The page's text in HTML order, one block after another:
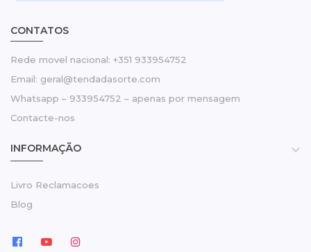
CONTATOS
Rede movel nacional: +351 933954752
Email: geral@tendadasorte.com
Whatsapp – 933954752 – apenas por mensagem
Contacte-nos
INFORMAÇÃO 
Livro Reclamacoes
Blog